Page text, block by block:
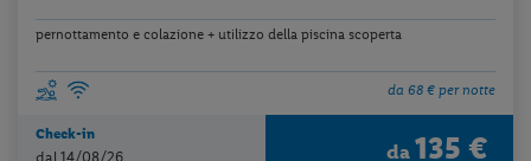
pernottamento e colazione + utilizzo della piscina scoperta
da 68 € per notte
Check-in
dal 14/08/26 da 135 €